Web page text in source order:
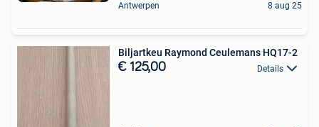
Antwerpen 8 aug 25
Biljartkeu Raymond Ceulemans HQ17-2
€ 125,00 Details